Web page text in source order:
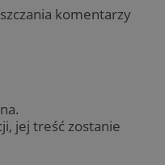
komentarzy
jej treść zostanie